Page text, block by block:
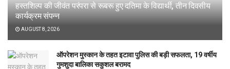
हस्तशिल्प की जीवंत परंपरा से रूबरू हुए दतिमा के विद्यार्थी, तीन दिवसीय
कार्यक्रम संपन्न
AUGUST 8, 2026
ऑपरेशन मुस्कान के तहत इटावा पुलिस की बड़ी सफलता, 19 वर्षीय
गुमशुदा बालिका सकुशल बरामद